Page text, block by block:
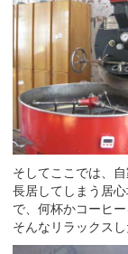
そしてここでは、
長居してしまう居
で、何杯かコーヒ
そんなリラックス